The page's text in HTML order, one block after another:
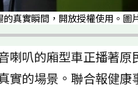
真實瞬間，開放授權使用。圖
喇叭的廂型車正播著
實的場景。聯合報健